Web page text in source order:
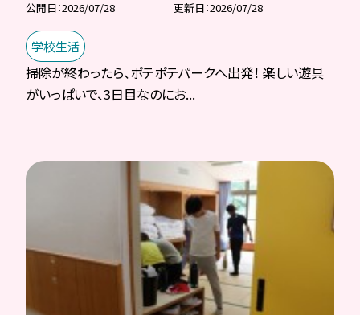
公開日 2026/07/28 更新日 2026/07/28
学校生活
掃除が終わったら、ポテポテパークへ出発！ 楽しい遊具
がいっぱいで、3日目なのにお...